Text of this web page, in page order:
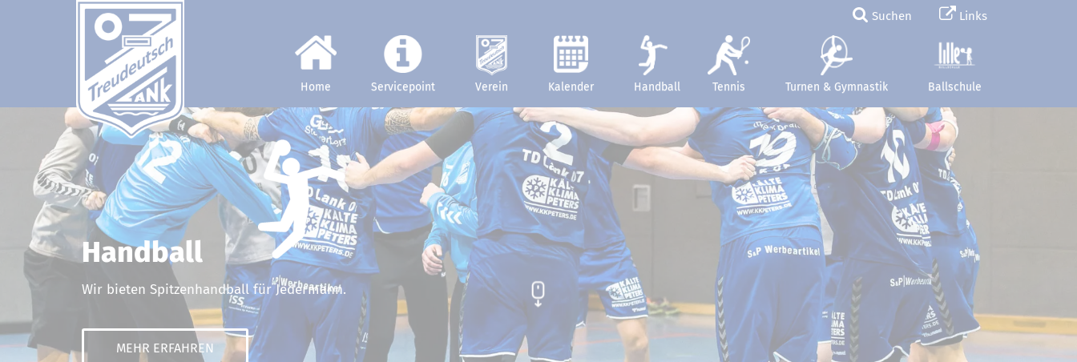
Suchen Links
Home Servicepoint Verein Kalender Handball Tennis Turnen & Gymnastik Ballschule
Handball
Wir bieten Spitzenhandball für Jedermann.
MEHR ERFAHREN